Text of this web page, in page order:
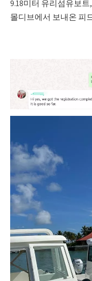
9.18미터 유리섬유보
몰디브에서 보내온 피